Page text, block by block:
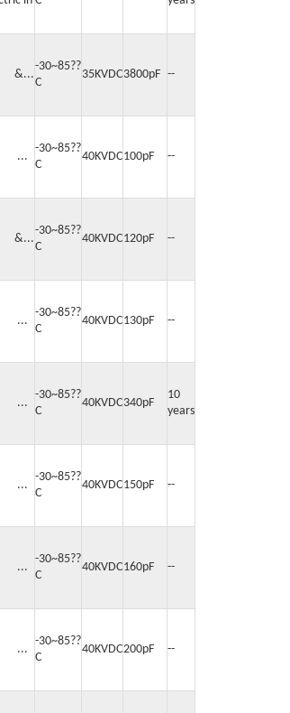
&...
-30~85??
C
35KVDC3800pF --
...
-30~85??
C
40KVDC100pF --
&...
-30~85??
C
40KVDC120pF --
...
-30~85??
C
40KVDC130pF --
...
-30~85??
C
40KVDC340pF
10
years
...
-30~85??
C
40KVDC150pF --
...
-30~85??
C
40KVDC160pF --
...
-30~85??
C
40KVDC200pF --